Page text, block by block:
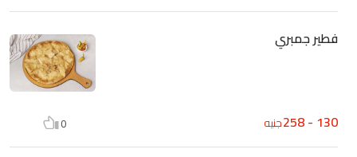
فطير جمبري
130 - 258 جنيه 0